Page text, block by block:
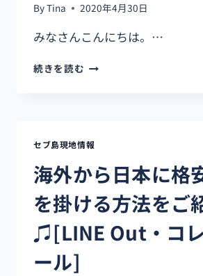
ByTina 2020年4月30日
みなさんこんにちは。…
続きを読む 【実
の！？】
2
ヶ
国
留
学
で
セブ島現地情報
海外から日本に格
を掛ける方法をご
♫[LINE Out・コ
ール]